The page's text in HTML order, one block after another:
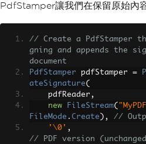
PdfStamper讓我們在保留原始內
// Create a PdfStamper
gning and appends the
document
PdfStamper pdfStamper =
ateSignature(
    pdfReader
,
new
FileStream(
FileMode . Create ),
//
'\0' ,
// PDF version